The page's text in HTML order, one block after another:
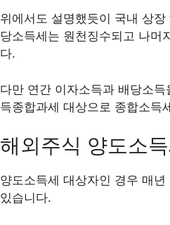
위에서도 설명했듯이 국내 상
당소득세는 원천징수되고 나머
다.
다만 연간 이자소득과 배당소
득종합과세 대상으로 종합소득
해외주식 양도소
양도소득세 대상자인 경우 매
있습니다.